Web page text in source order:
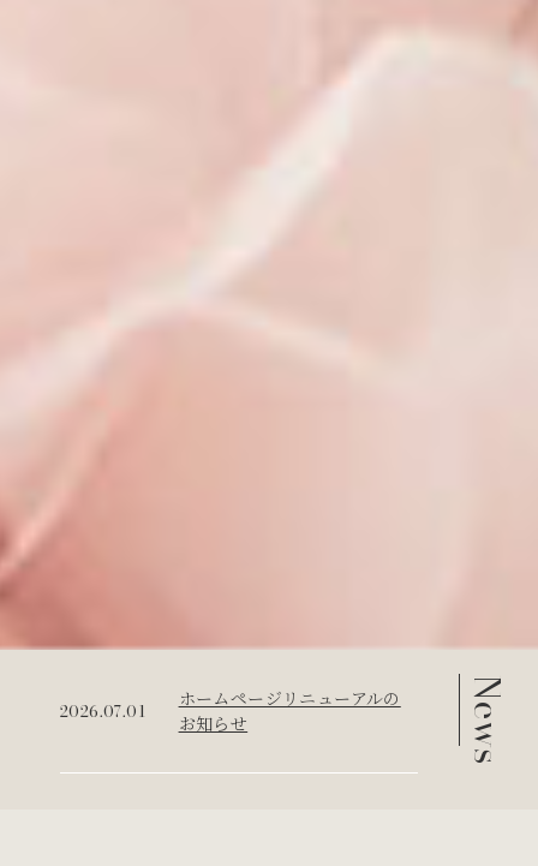
News
2026.07.01
ホームページリニューアルの
お知らせ